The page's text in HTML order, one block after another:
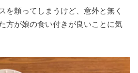
を頼ってしまうけど、意外と無く
方が娘の食い付きが良いことに気